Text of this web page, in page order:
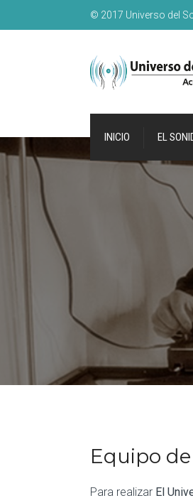
© 2017 Universo del
INICIO EL
Equipo
Para realizar El